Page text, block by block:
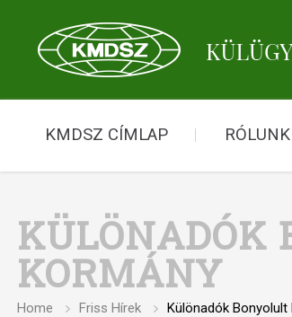
KMDSZ CÍMLAP RÓLUNK
KÜLÖNADÓK
KORMÁNY
Home Friss Hírek Különadók